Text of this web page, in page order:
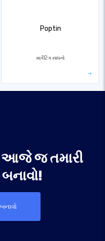
Poptin
માર્કેટિંગ સાધનો
જ તમારી